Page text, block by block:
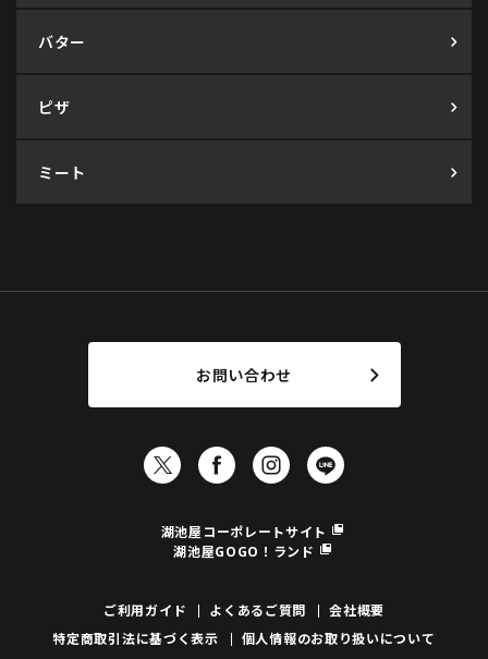
バター
ピザ
ミート
お問い合わせ
湖池屋コーポレートサイト
湖池屋GOGO！ランド
ご利用ガイド よくあるご質問
会社概要
特定商取引法に基づく表示
個人情報のお取り扱いについて